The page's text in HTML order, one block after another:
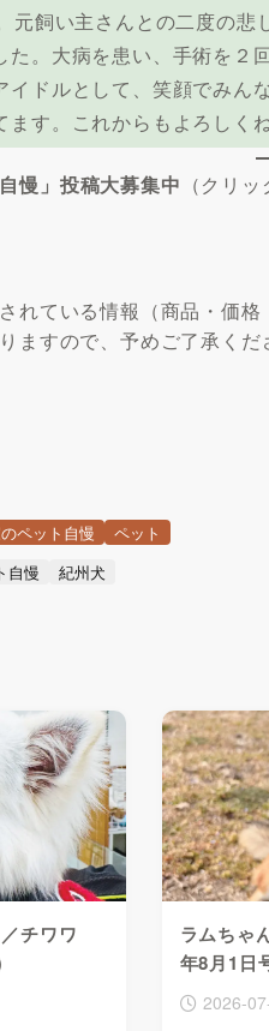
飼い主さんとの二度の悲
た。大病を患い、手術を２
イドルとして、笑顔でみ
ます。これからもよろしく
慢」投稿大募集中 （クリ
されている情報（商品・価
ますので、予めご了承くだ
ペット自慢 ペット
自慢 紀州犬
チワワ
ラムちゃ
年8月1日
2026-